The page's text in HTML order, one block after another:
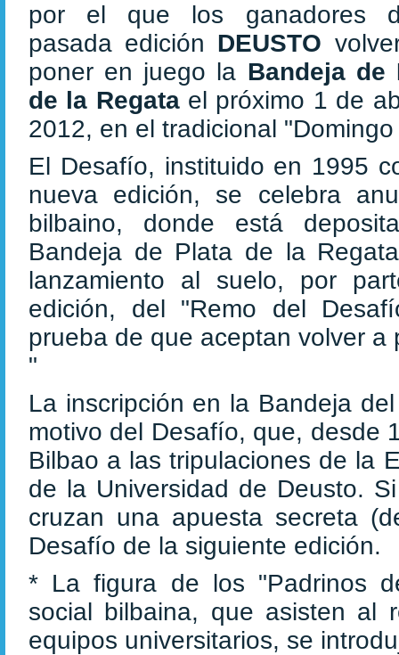
por el que los ganadores
pasada edición DEUSTO
poner en juego la Bandeja de
de la Regata el próximo 1 de
2012, en el tradicional
El Desafío, instituido en 1995
nueva edición, se celebra
bilbaino, donde está
Bandeja de Plata de la
lanzamiento al suelo, por
edición, del "Remo del
prueba de que aceptan volver
"
La inscripción en la Bandeja
motivo del Desafío, que, desde
Bilbao a las tripulaciones de la
de la Universidad de Deusto.
cruzan una apuesta secreta
Desafío de la siguiente edición.
* La figura de los "Padrinos
social bilbaina, que asisten al
equipos universitarios, se